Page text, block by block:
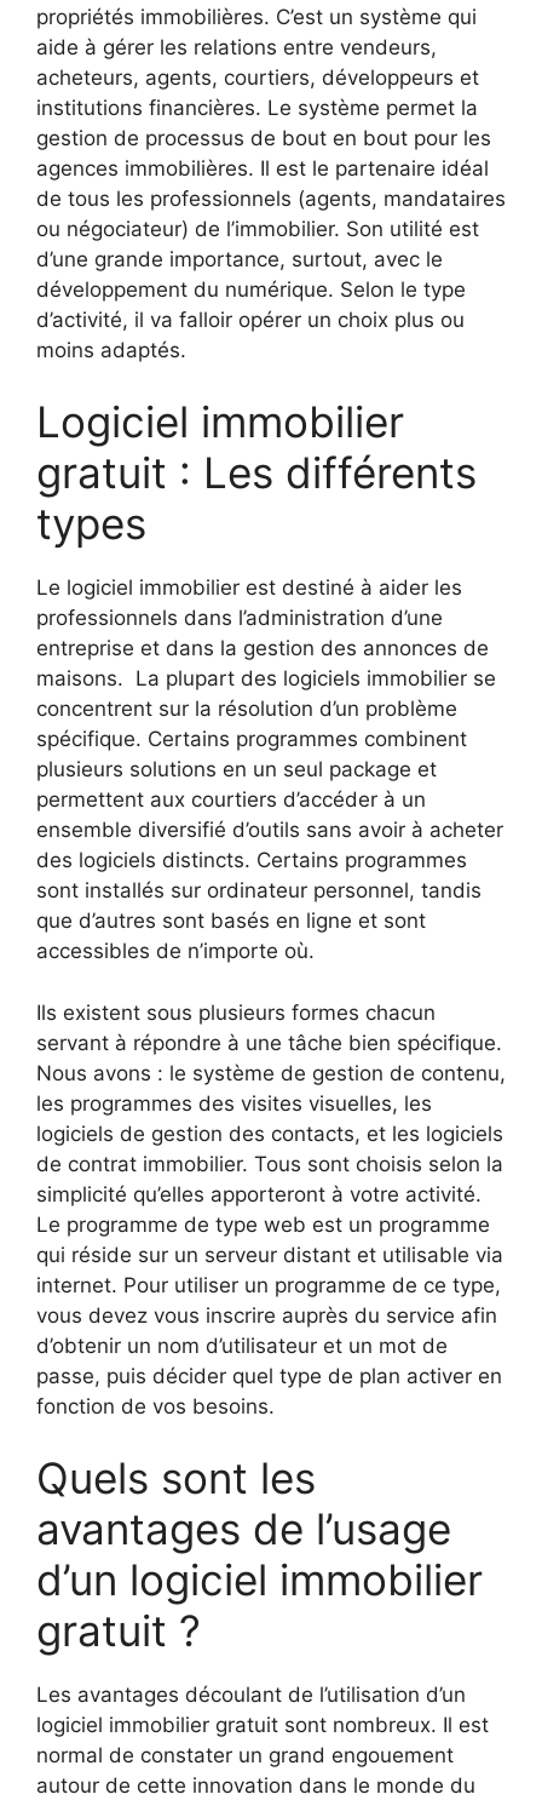
propriétés immobilières. C’est un système qui
aide à gérer les relations entre vendeurs,
acheteurs, agents, courtiers, développeurs et
institutions financières. Le système permet la
gestion de processus de bout en bout pour les
agences immobilières. Il est le partenaire idéal
de tous les professionnels (agents, mandataires
ou négociateur) de l’immobilier. Son utilité est
d’une grande importance, surtout, avec le
développement du numérique. Selon le type
d’activité, il va falloir opérer un choix plus ou
moins adaptés.
Logiciel immobilier
gratuit : Les différents
types
Le logiciel immobilier est destiné à aider les
professionnels dans l’administration d’une
entreprise et dans la gestion des annonces de
maisons. La plupart des logiciels immobilier se
concentrent sur la résolution d’un problème
spécifique. Certains programmes combinent
plusieurs solutions en un seul package et
permettent aux courtiers d’accéder à un
ensemble diversifié d’outils sans avoir à acheter
des logiciels distincts. Certains programmes
sont installés sur ordinateur personnel, tandis
que d’autres sont basés en ligne et sont
accessibles de n’importe où.
Ils existent sous plusieurs formes chacun
servant à répondre à une tâche bien spécifique.
Nous avons : le système de gestion de contenu,
les programmes des visites visuelles, les
logiciels de gestion des contacts, et les logiciels
de contrat immobilier. Tous sont choisis selon la
simplicité qu’elles apporteront à votre activité.
Le programme de type web est un programme
qui réside sur un serveur distant et utilisable via
internet. Pour utiliser un programme de ce type,
vous devez vous inscrire auprès du service afin
d’obtenir un nom d’utilisateur et un mot de
passe, puis décider quel type de plan activer en
fonction de vos besoins.
Quels sont les
avantages de l’usage
d’un logiciel immobilier
gratuit ?
Les avantages découlant de l’utilisation d’un
logiciel immobilier gratuit sont nombreux. Il est
normal de constater un grand engouement
autour de cette innovation dans le monde du